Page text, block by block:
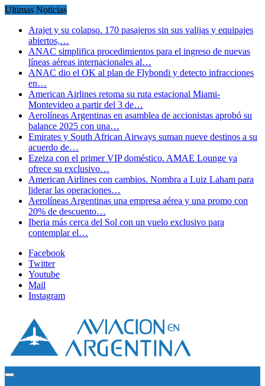
Ultimas Noticias
Arajet y su colapso. 170 pasajeros sin sus valijas y equipajes
abiertos,…
ANAC simplifica procedimientos para el ingreso de nuevas
líneas aéreas internacionales al…
ANAC dio el OK al plan de Flybondi y detecto infracciones
en…
American Airlines retoma su ruta estacional Miami-
Montevideo a partir del 3 de…
Aerolíneas Argentinas en asamblea de accionistas aprobó su
balance 2025 con una…
Emirates y South African Airways suman nueve destinos a su
acuerdo de…
Ezeiza con el primer VIP doméstico. AMAE Lounge ya
ofrece su exclusivo…
American Airlines con cambios. Nombra a Luiz Laham para
liderar las operaciones…
Aerolíneas Argentinas una empresa aérea y una promo con
20% de descuento…
Iberia más cerca del Sol con un vuelo exclusivo para
contemplar el…
Facebook
Twitter
Youtube
Mail
Instagram